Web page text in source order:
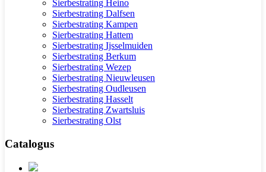
Sierbestrating Heino
Sierbestrating Dalfsen
Sierbestrating Kampen
Sierbestrating Hattem
Sierbestrating Ijsselmuiden
Sierbestrating Berkum
Sierbestrating Wezep
Sierbestrating Nieuwleusen
Sierbestrating Oudleusen
Sierbestrating Hasselt
Sierbestrating Zwartsluis
Sierbestrating Olst
Catalogus